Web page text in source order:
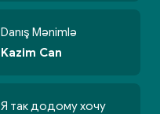
Danış Mənimlə
Kazim Can
Я так додому хочу